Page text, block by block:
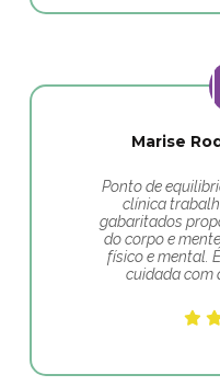
Marise
Ponto de
clínica
gabaritados
do corpo e
físico e mental.
cuidada com